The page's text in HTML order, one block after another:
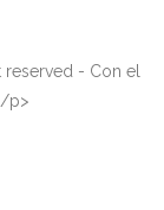
reserved - Con el
p>